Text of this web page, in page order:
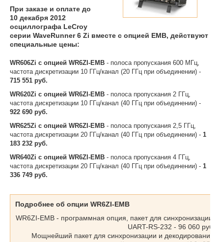
При заказе и оплате до
10 декабря 2012
осциллографа LeCroy
серии WaveRunner 6 Zi вместе с опцией EMB, действуют
специальные цены:
WR606Zi с опцией WR6ZI-EMB - полоса пропускания 600 МГц,
частота дискретизации 10 ГГц/канал (20 ГГц при объединении) -
715 551 руб.
WR620Zi с опцией WR6ZI-EMB - полоса пропускания 2 ГГц,
частота дискретизации 10 ГГц/канал (40 ГГц при объединении) -
922 690 руб.
WR625Zi с опцией WR6ZI-EMB - полоса пропускания 2,5 ГГц,
частота дискретизации 20 ГГц/канал (40 ГГц при объединении) - 1
183 232 руб.
WR640Zi с опцией WR6ZI-EMB - полоса пропускания 4 ГГц,
частота дискретизации 20 ГГц/канал (40 ГГц при объединении) - 1
336 749 руб.
Подробнее об опции WR6ZI-EMB
WR6ZI-EMB - программная опция, пакет для синхронизации
UART-RS-232 - 96 060
Мощнейший пакет для синхронизации и декодирования